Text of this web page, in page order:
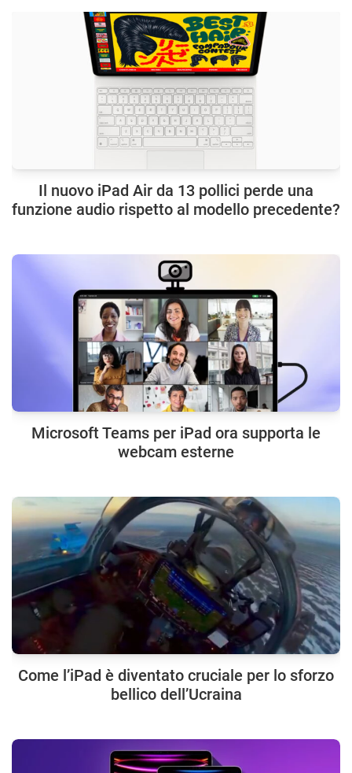
Il nuovo iPad Air da 13 pollici perde una
funzione audio rispetto al modello precedente?
Microsoft Teams per iPad ora supporta le
webcam esterne
Come l’iPad è diventato cruciale per lo sforzo
bellico dell’Ucraina